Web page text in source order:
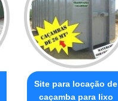
Site para locação de
caçamba para lixo